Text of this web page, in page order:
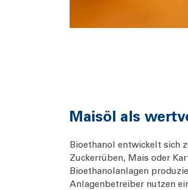
Maisöl als
Bioethanol entwickelt sich
Zuckerrüben, Mais oder
Bioethanolanlagen
Anlagenbetreiber nutzen